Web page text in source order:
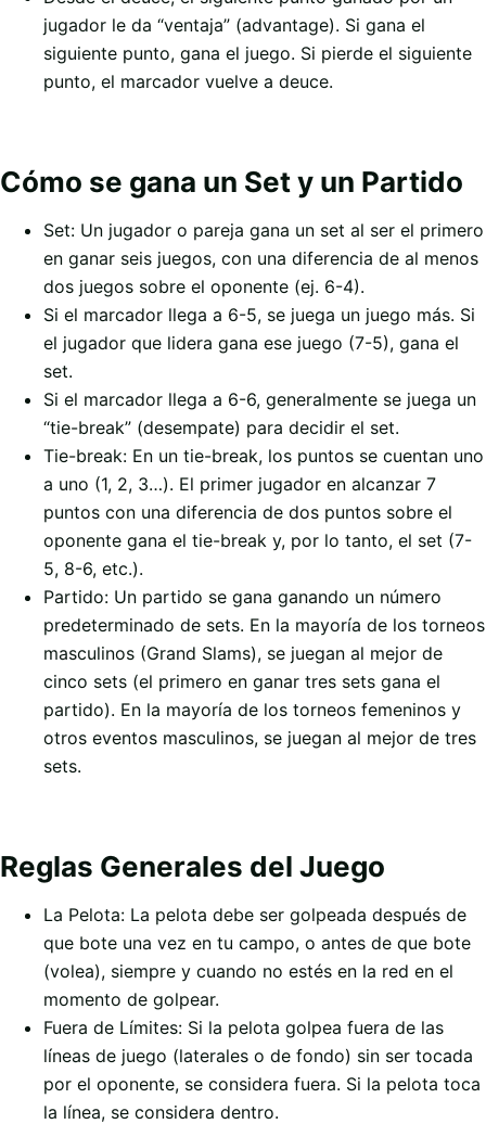
jugador le da “ventaja” (advantage). Si gana el
siguiente punto, gana el juego. Si pierde el siguiente
punto, el marcador vuelve a deuce.
Cómo se gana un Set y un Partido
Set: Un jugador o pareja gana un set al ser el primero
en ganar seis juegos, con una diferencia de al menos
dos juegos sobre el oponente (ej. 6-4).
Si el marcador llega a 6-5, se juega un juego más. Si
el jugador que lidera gana ese juego (7-5), gana el
set.
Si el marcador llega a 6-6, generalmente se juega un
“tie-break” (desempate) para decidir el set.
Tie-break: En un tie-break, los puntos se cuentan uno
a uno (1, 2, 3…). El primer jugador en alcanzar 7
puntos con una diferencia de dos puntos sobre el
oponente gana el tie-break y, por lo tanto, el set (7-
5, 8-6, etc.).
Partido: Un partido se gana ganando un número
predeterminado de sets. En la mayoría de los torneos
masculinos (Grand Slams), se juegan al mejor de
cinco sets (el primero en ganar tres sets gana el
partido). En la mayoría de los torneos femeninos y
otros eventos masculinos, se juegan al mejor de tres
sets.
Reglas Generales del Juego
La Pelota: La pelota debe ser golpeada después de
que bote una vez en tu campo, o antes de que bote
(volea), siempre y cuando no estés en la red en el
momento de golpear.
Fuera de Límites: Si la pelota golpea fuera de las
líneas de juego (laterales o de fondo) sin ser tocada
por el oponente, se considera fuera. Si la pelota toca
la línea, se considera dentro.